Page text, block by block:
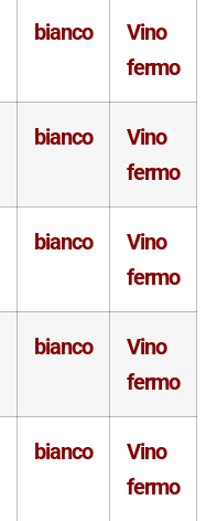
bianco
Vino
fermo
bianco
Vino
fermo
bianco
Vino
fermo
bianco
Vino
fermo
bianco
Vino
fermo